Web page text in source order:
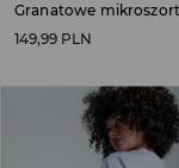
149,99 PLN